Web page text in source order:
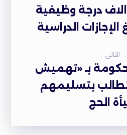
بتخصيص ٥ الاف درجة وظيفية
الدراسية
التالى
بـ «تهميش
بتسليمهم
الحج